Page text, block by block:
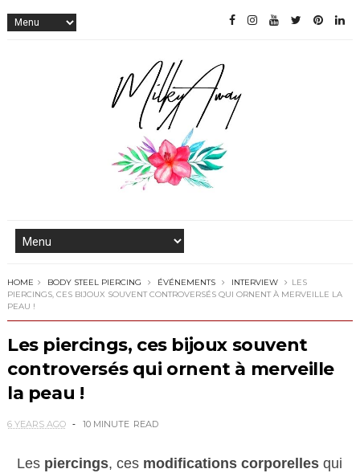
HOME BODY STEEL PIERCING ÉVÉNEMENTS INTERVIEW
LES
PIERCINGS, CES BIJOUX SOUVENT CONTROVERSÉS QUI ORNENT À MERVEILLE LA
PEAU !
Les piercings, ces bijoux souvent
controversés qui ornent à merveille
la peau !
6 YEARS AGO 10 MINUTE READ
Les piercings, ces modifications corporelles qui